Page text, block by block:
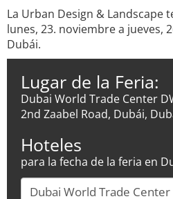
La Urban Design & Landscape
lunes, 23. noviembre a jueves,
Dubái.
Lugar de la Feria:
Dubai World Trade Center
2nd Zaabel Road, Dubái,
Hoteles
para la fecha de la feria en